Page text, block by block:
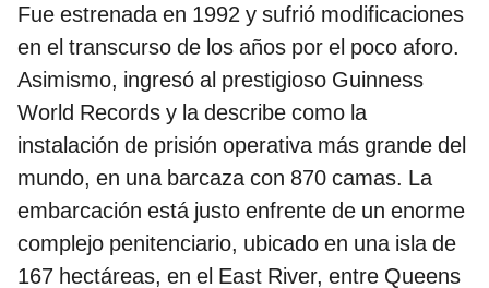
Fue estrenada en 1992 y sufrió modificaciones
en el transcurso de los años por el poco aforo.
Asimismo, ingresó al prestigioso Guinness
World Records y la describe como la
instalación de prisión operativa más grande del
mundo, en una barcaza con 870 camas. La
embarcación está justo enfrente de un enorme
complejo penitenciario, ubicado en una isla de
167 hectáreas, en el East River, entre Queens